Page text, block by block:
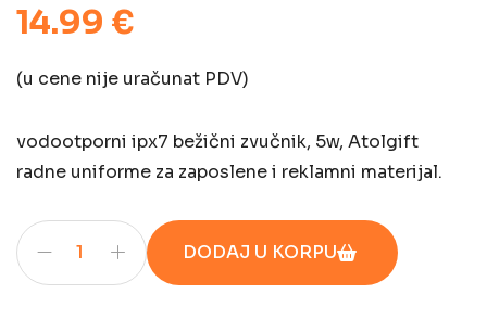
14.99 €
(u cene nije uračunat PDV)
vodootporni ipx7 bežični zvučnik, 5w, Atolgift
radne uniforme za zaposlene i reklamni materijal.
DODAJ U KORPU